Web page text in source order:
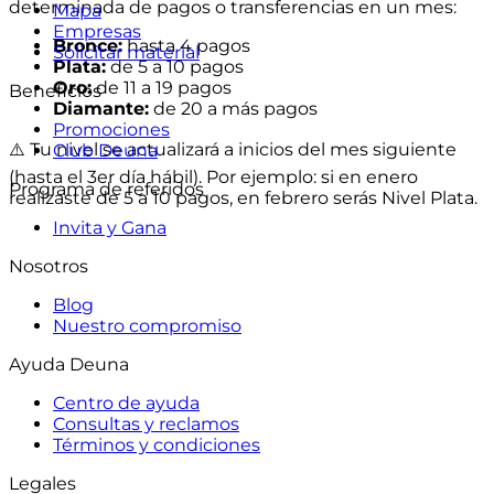
determinada de pagos o transferencias en un mes:
Bronce:hasta 4 pagos
Plata:de 5 a 10 pagos
Oro:de 11 a 19 pagos
Diamante: de 20 a más pagos
⚠️ Tu nivel se actualizará a inicios del mes siguiente
(hasta el 3er día hábil). Por ejemplo: si en enero
realizaste de 5 a 10 pagos, en febrero serás Nivel Plata.
Mapa
Empresas
Solicitar material
Beneficios
Promociones
Club Deuna
Programa de referidos
Invita y Gana
Nosotros
Blog
Nuestro compromiso
Ayuda Deuna
Centro de ayuda
Consultas y reclamos
Términos y condiciones
Legales